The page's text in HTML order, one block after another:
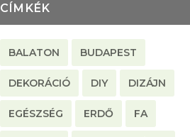
CÍMKÉK
BALATON BUDAPEST
DEKORÁCIÓ DIY DIZÁJN
EGÉSZSÉG ERDŐ FA